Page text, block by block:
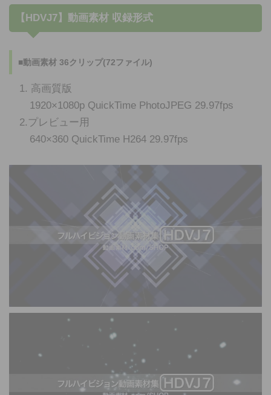
【HDVJ7】動画素材 収録形式
■動画素材 36クリップ(72ファイル)
1. 高画質版
1920×1080p QuickTime PhotoJPEG 29.97fps
2.プレビュー用
640×360 QuickTime H264 29.97fps